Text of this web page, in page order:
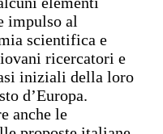
impulso al
scientifica e
ricercatori e
iniziali della loro
d’Europa.
anche le